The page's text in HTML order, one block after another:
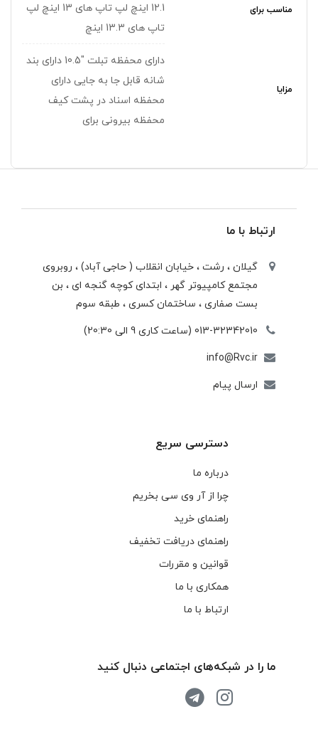
مناسب برای
12.1 اینچ لپ تاپ های 13 اینچ لپ
تاپ های 13.3 اینچ
مزایا
دارای محفظه تبلت "10.5 دارای بند
شانه قابل جا به جایی دارای
محفظه اسناد در پشت کیف
محفظه بیرونی برای
ارتباط با ما
گیلان ، رشت ، خيابان انقلاب ( حاجی آباد) ، روبروی
مجتمع كامپيوتر گهر ، ابتدای كوچه گنجه ای ، بن
بست صفاری ، ساختمان كسری ، طبقه سوم
013-32342010 (ساعت کاری 9 الی 20:30)
info@Rvc.ir
ارسال پیام
دسترسی سریع
درباره ما
چرا از آر وی سی بخریم
راهنمای خرید
راهنمای دریافت تخفیف
قوانین و مقررات
همکاری با ما
ارتباط با ما
ما را در شبکه‌های اجتماعی دنبال کنید